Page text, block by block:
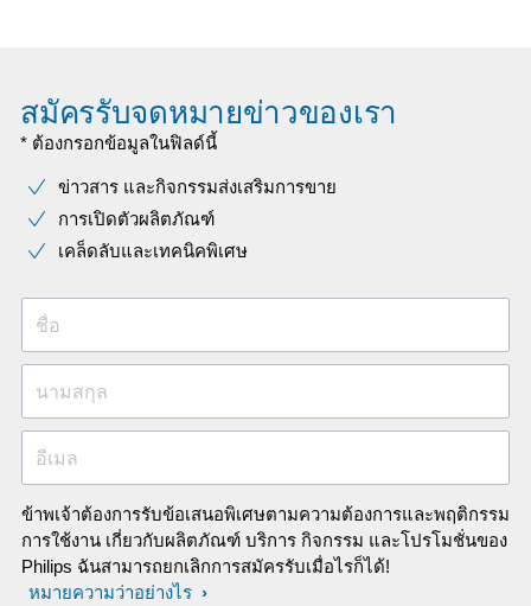
สมัครรับจดหมายข่าวของเรา
* ต้องกรอกข้อมูลในฟิลด์นี้
ข่าวสาร และกิจกรรมส่งเสริมการขาย
การเปิดตัวผลิตภัณฑ์
เคล็ดลับและเทคนิคพิเศษ
ชื่อ
นามสกุล
อีเมล
ข้าพเจ้าต้องการรับข้อเสนอพิเศษตามความต้องการและพฤติกรรม
การใช้งาน เกี่ยวกับผลิตภัณฑ์ บริการ กิจกรรม และโปรโมชั่นของ
Philips ฉันสามารถยกเลิกการสมัครรับเมื่อไรก็ได้!
หมายความว่าอย่างไร